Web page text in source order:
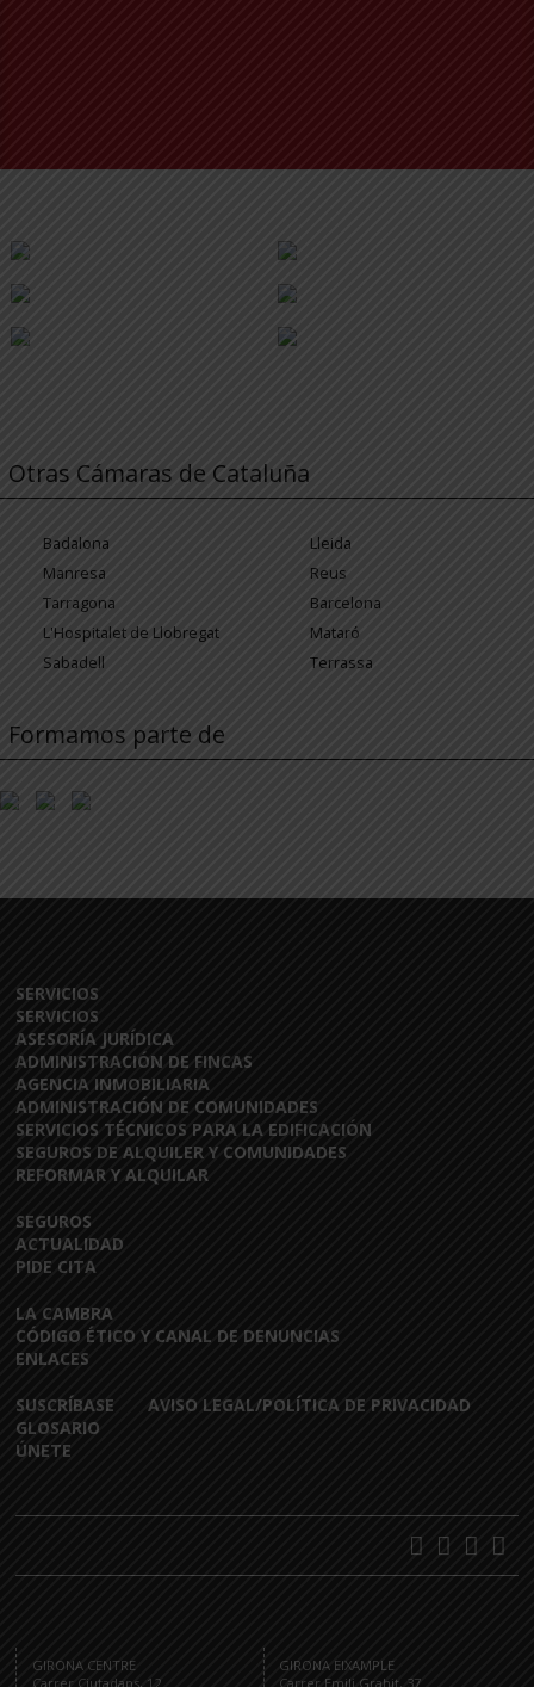
Otras Cámaras de Cataluña
Badalona
Lleida
Manresa
Reus
Tarragona
Barcelona
L'Hospitalet de Llobregat
Mataró
Sabadell
Terrassa
Formamos parte de
SERVICIOS
SERVICIOS
ASESORÍA JURÍDICA
ADMINISTRACIÓN DE FINCAS
AGENCIA INMOBILIARIA
ADMINISTRACIÓN DE COMUNIDADES
SERVICIOS TÉCNICOS PARA LA EDIFICACIÓN
SEGUROS DE ALQUILER Y COMUNIDADES
REFORMAR Y ALQUILAR
SEGUROS
ACTUALIDAD
PIDE CITA
LA CAMBRA
CÓDIGO ÉTICO Y CANAL DE DENUNCIAS
ENLACES
SUSCRÍBASE
GLOSARIO
ÚNETE
AVISO LEGAL/POLÍTICA DE PRIVACIDAD
GIRONA CENTRE
Carrer Ciutadans, 12
GIRONA EIXAMPLE
Carrer Emili Grahit, 37